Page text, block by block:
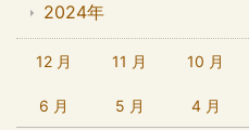
2024年
12 月 11 月 10 月
6 月 5 月 4 月